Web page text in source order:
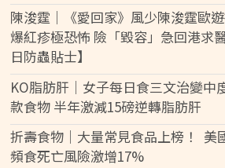
陳浚霆｜《愛回家》風少陳浚霆歐
爆紅疹極恐怖 險「毀容」急回港求
日防蟲貼士】
KO脂肪肝｜女子每日食三文治變中
款食物 半年激減15磅逆轉脂肪肝
折壽食物｜大量常見食品上榜！ 美
頻食死亡風險激增17%